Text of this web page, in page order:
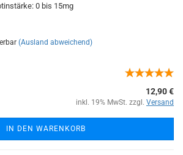
0 bis 15mg
(Ausland abweichend)
12,90 €
inkl. 19% MwSt. zzgl. Versand
IN DEN WARENKORB